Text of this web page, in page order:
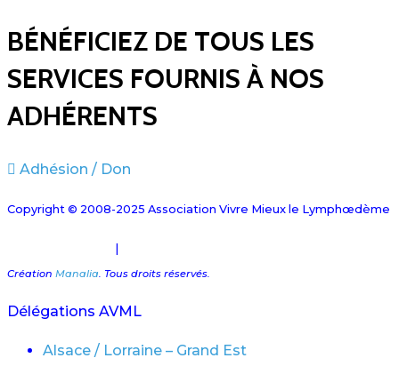
BÉNÉFICIEZ DE TOUS LES
SERVICES FOURNIS À NOS
ADHÉRENTS
Adhésion / Don
Copyright © 2008-2025 Association Vivre Mieux le Lymphœdème
Création Manalia. Tous droits réservés.
Délégations AVML
Alsace / Lorraine – Grand Est